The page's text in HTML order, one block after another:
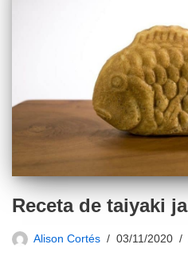
Receta de taiyaki
Alison Cortés 03/11/2020